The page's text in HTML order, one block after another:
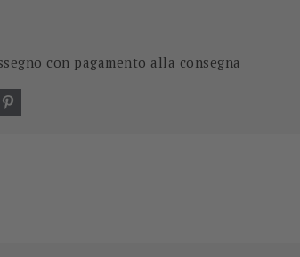
con pagamento alla consegna